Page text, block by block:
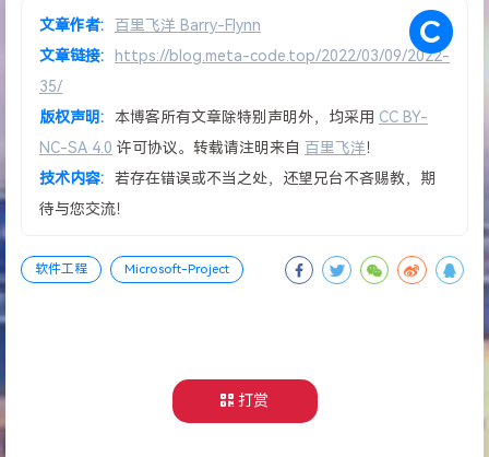
文章作者:
百里飞洋 Barry-Flynn
文章链接:
https://blog.meta-code.top/2022/03/09/2022-
35/
版权声明:
本博客所有文章除特别声明外，均采用 CC BY-
NC-SA 4.0 许可协议。转载请注明来自 百里飞洋！
技术内容:
若存在错误或不当之处，还望兄台不吝赐教，期
待与您交流！
软件工程 Microsoft-Project
打赏